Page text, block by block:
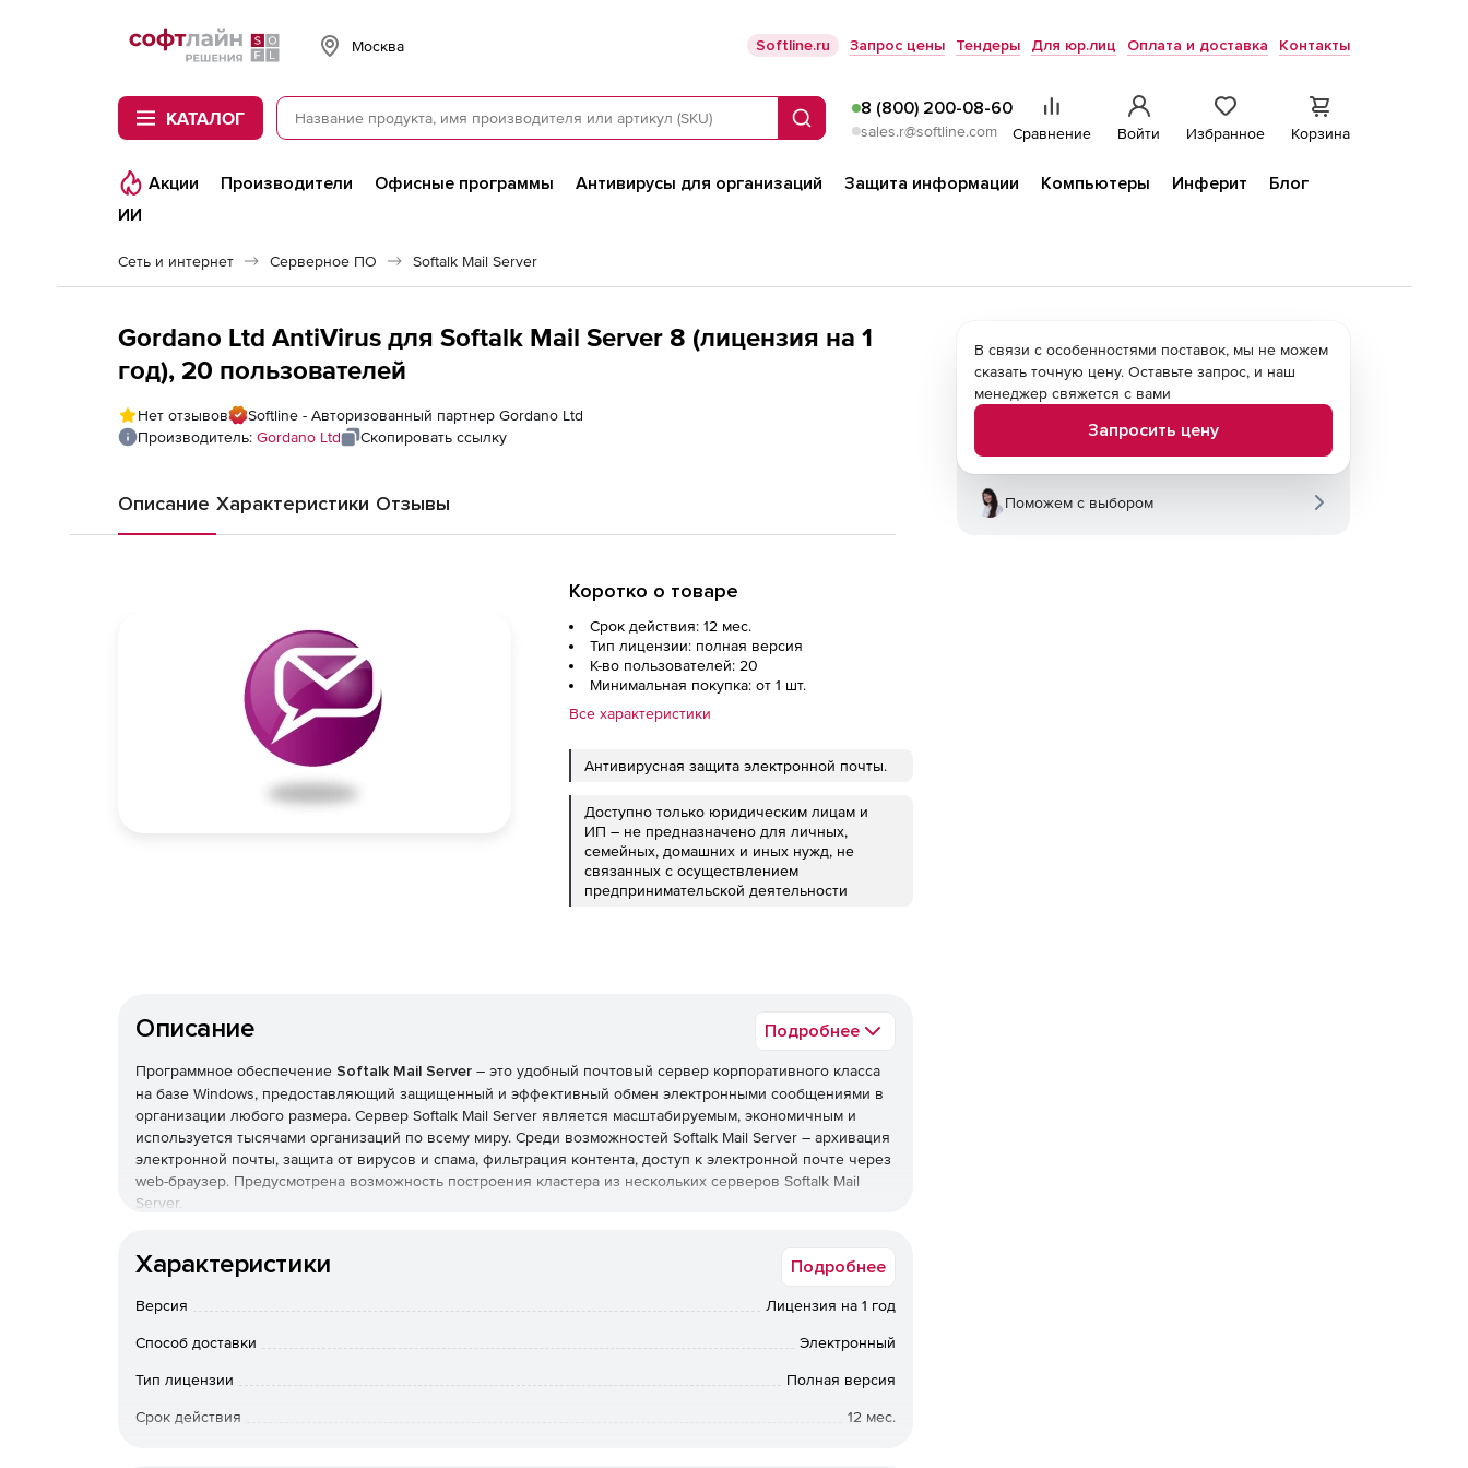
Softline
Москва Softline.ru Запрос цены Тендеры Для юр.лиц Оплата и доставка Контакты
КАТАЛОГ Поиск
8 (800) 200-08-60
sales.r@softline.com Сравнение Войти Избранное Корзина
Акции Производители Офисные программы Антивирусы для организаций Защита информации Компьютеры Инферит
Блог
ИИ
Сеть и интернет Серверное ПО Softalk Mail Server
Gordano Ltd AntiVirus для Softalk Mail Server 8 (лицензия на 1
год), 20 пользователей
Нет отзывов
Softline - Авторизованный партнер Gordano Ltd
Производитель: Gordano Ltd Скопировать ссылку
Описание Характеристики Отзывы
Коротко о товаре
Срок действия: 12 мес.
Тип лицензии: полная версия
К-во пользователей: 20
Минимальная покупка: от 1 шт.
Все характеристики
Антивирусная защита электронной почты.
Доступно только юридическим лицам и
ИП – не предназначено для личных,
семейных, домашних и иных нужд, не
связанных с осуществлением
предпринимательской деятельности
Описание Подробнее
Программное обеспечение Softalk Mail Server – это удобный почтовый сервер корпоративного класса
на базе Windows, предоставляющий защищенный и эффективный обмен электронными сообщениями в
организации любого размера. Сервер Softalk Mail Server является масштабируемым, экономичным и
используется тысячами организаций по всему миру. Среди возможностей Softalk Mail Server – архивация
электронной почты, защита от вирусов и спама, фильтрация контента, доступ к электронной почте через
web-браузер. Предусмотрена возможность построения кластера из нескольких серверов Softalk Mail
Server.
ним определенные действия, например перемещать в карантин, а также добавлять к отправляемым
блокирование троянов, шпионского и рекламного ПО, поддерживает проверку входящих/исходящих
писем перед их отправкой или получением. Помимо стандартной антиспам-технологии, Softalk Mail Server
задействует метод SpamCleanser – сервис, снабженный интеллектуальным алгоритмом обучения.
Характеристики Подробнее
Версия Лицензия на 1 год
Способ доставки Электронный
Тип лицензии Полная версия
Срок действия 12 мес.
В связи с особенностями поставок, мы не можем
сказать точную цену. Оставьте запрос, и наш
менеджер свяжется с вами
Запросить цену
Поможем с выбором